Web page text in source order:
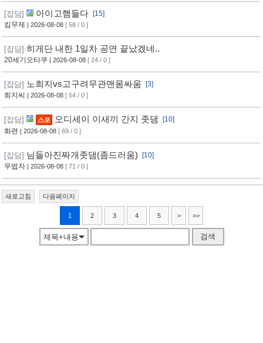
[잡담] 아이고햄들다
[15]
킴무제
| 2026-08-08 [ 58 / 0 ]
[잡담] 히게단 내한 1일차 공연 끝났겠네..
20세기오타쿠 | 2026-08-08 [ 24 / 0 ]
[잡담] 노희지vs고구려무관맨몸싸움
[3]
희지씨
| 2026-08-08 [ 54 / 0 ]
[잡담] 스포 오디세이 이새끼 간지 좃댐
[10]
화련 | 2026-08-08 [ 69 / 0 ]
[잡담] 님들아진짜개좃댐(좀드러움)
[10]
무법자 | 2026-08-08 [ 71 / 0 ]
새로고침 다음페이지
1 2 3 4 5 > >>
제목+내용 검색